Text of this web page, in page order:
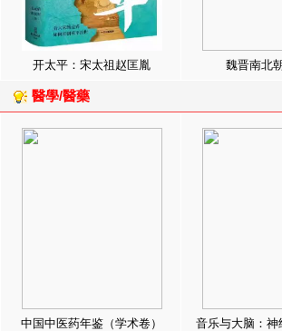
开太平：宋太祖赵匡胤 魏晋南北
醫學/醫藥
中国中医药年鉴（学术卷）
音乐与大脑：神